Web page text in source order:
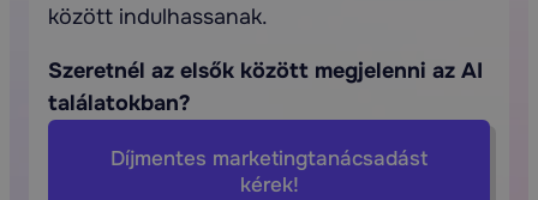
között indulhassanak.
Szeretnél az elsők között megjelenni az AI
találatokban?
Díjmentes marketingtanácsadást
kérek!